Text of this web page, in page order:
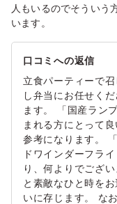
人もいるのでそういう
います。
口コミへの返信
立食パーティーで
し弁当にお任せく
ます。 「国産ラン
まれる方にとって
参考になります。
ドワインダーフラ
り、何よりでござ
と素敵なひと時を
いに存じます。 な